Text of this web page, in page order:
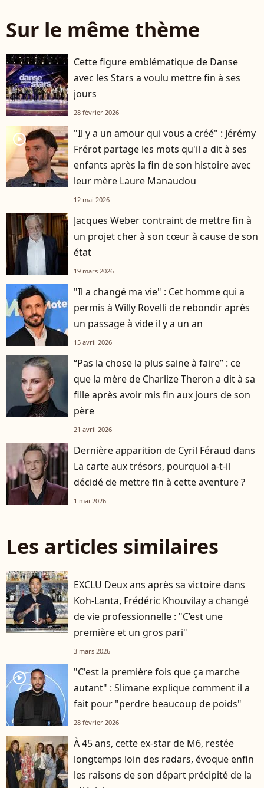
Sur le même thème
Cette figure emblématique de Danse
avec les Stars a voulu mettre fin à ses
jours
28 février 2026
player2
"Il y a un amour qui vous a créé" : Jérémy
Frérot partage les mots qu'il a dit à ses
enfants après la fin de son histoire avec
leur mère Laure Manaudou
12 mai 2026
Jacques Weber contraint de mettre fin à
un projet cher à son cœur à cause de son
état
19 mars 2026
"Il a changé ma vie" : Cet homme qui a
permis à Willy Rovelli de rebondir après
un passage à vide il y a un an
15 avril 2026
“Pas la chose la plus saine à faire” : ce
que la mère de Charlize Theron a dit à sa
fille après avoir mis fin aux jours de son
père
21 avril 2026
Dernière apparition de Cyril Féraud dans
La carte aux trésors, pourquoi a-t-il
décidé de mettre fin à cette aventure ?
1 mai 2026
Les articles similaires
EXCLU Deux ans après sa victoire dans
Koh-Lanta, Frédéric Khouvilay a changé
de vie professionnelle : "C’est une
première et un gros pari"
3 mars 2026
player2
"C'est la première fois que ça marche
autant" : Slimane explique comment il a
fait pour "perdre beaucoup de poids"
28 février 2026
À 45 ans, cette ex-star de M6, restée
longtemps loin des radars, évoque enfin
les raisons de son départ précipité de la